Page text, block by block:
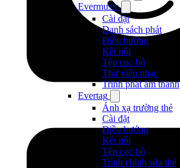
Evermusic
Cài đặt
Danh sách phát
Điều hướng
Kết nối
Tệp cục bộ
Thư viện nhạc
Trình phát âm thanh
Evertag
Ánh xạ trường thẻ
Cài đặt
Điều hướng
Kết nối
Tệp cục bộ
Trình chỉnh sửa thẻ